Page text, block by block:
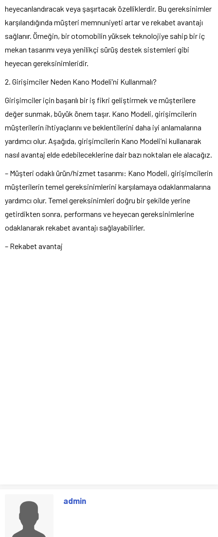
heyecanlandıracak veya şaşırtacak özelliklerdir. Bu gereksinimler
karşılandığında müşteri memnuniyeti artar ve rekabet avantajı
sağlanır. Örneğin, bir otomobilin yüksek teknolojiye sahip bir iç
mekan tasarımı veya yenilikçi sürüş destek sistemleri gibi
heyecan gereksinimleridir.
2. Girişimciler Neden Kano Modeli’ni Kullanmalı?
Girişimciler için başarılı bir iş fikri geliştirmek ve müşterilere
değer sunmak, büyük önem taşır. Kano Modeli, girişimcilerin
müşterilerin ihtiyaçlarını ve beklentilerini daha iyi anlamalarına
yardımcı olur. Aşağıda, girişimcilerin Kano Modeli’ni kullanarak
nasıl avantaj elde edebileceklerine dair bazı noktaları ele alacağız.
– Müşteri odaklı ürün/hizmet tasarımı: Kano Modeli, girişimcilerin
müşterilerin temel gereksinimlerini karşılamaya odaklanmalarına
yardımcı olur. Temel gereksinimleri doğru bir şekilde yerine
getirdikten sonra, performans ve heyecan gereksinimlerine
odaklanarak rekabet avantajı sağlayabilirler.
– Rekabet avantaj
admin